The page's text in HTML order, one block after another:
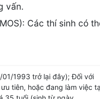
vấn.
Các thí sinh có
1993 trở lại đây); Đối với
tiên, hoặc đang làm việc